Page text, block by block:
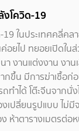
โควิด-19
ในประเทศคลี่คล
ยไป ทยอยเปิดใน
งานแต่งงาน งาน
กขึ้น มีการฆ่าเชื้อก่
ำได้ โต๊ะจีนจากนั่ง
เปลี่ยนรูปแบบ ไม่มี
ห้าตารางเมตรต่อ